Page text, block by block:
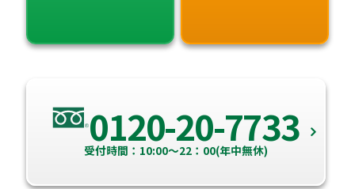
0120-20-7733
受付時間：10:00～22：00(年中無休)